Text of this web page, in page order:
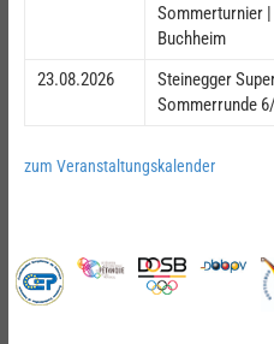
Sommerturnier
Buchheim
23.08.2026
Steinegger
Sommerrunde
zum Veranstaltungskalender